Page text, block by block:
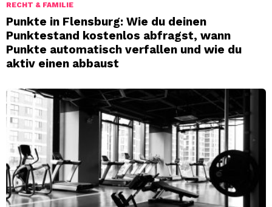
RECHT & FAMILIE
Punkte in Flensburg: Wie du deinen
Punktestand kostenlos abfragst, wann
Punkte automatisch verfallen und wie du
aktiv einen abbaust